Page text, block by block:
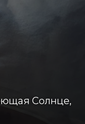
Солнце,